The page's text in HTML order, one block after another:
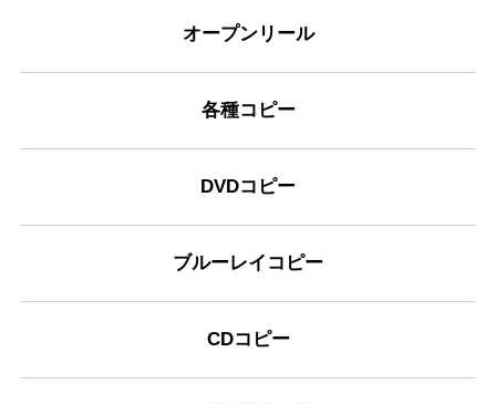
オープンリール
各種コピー
DVDコピー
ブルーレイコピー
CDコピー